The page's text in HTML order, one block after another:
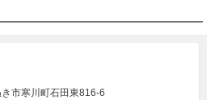
市寒川町石田東816-6